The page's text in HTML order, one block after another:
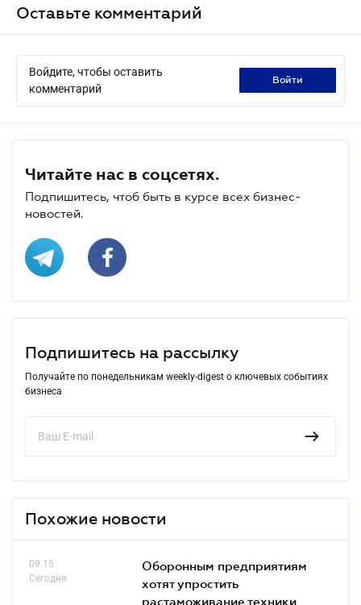
Оставьте комментарий
Войдите, чтобы оставить
комментарий
войти
Читайте нас в соцсетях.
Подпишитесь, чтоб быть в курсе всех бизнес-
новостей.
Подпишитесь на рассылку
Получайте по понедельникам weekly-digest о ключевых событиях
бизнеса
Похожие новости
09.15
Сегодня
Оборонным предприятиям
хотят упростить
растаможивание техники